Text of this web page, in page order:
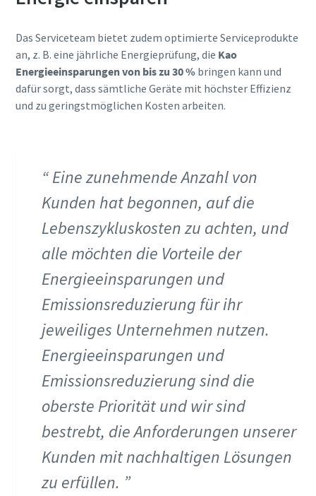
Das Serviceteam bietet zudem optimierte Serviceprodukte
an, z. B. eine jährliche Energieprüfung, die Kao
Energieeinsparungen von bis zu 30 %bringen kann und
dafür sorgt, dass sämtliche Geräte mit höchster Effizienz
und zu geringstmöglichen Kosten arbeiten.
Eine zunehmende Anzahl von
Kunden hat begonnen, auf die
Lebenszykluskosten zu achten, und
alle möchten die Vorteile der
Energieeinsparungen und
Emissionsreduzierung für ihr
jeweiliges Unternehmen nutzen.
Energieeinsparungen und
Emissionsreduzierung sind die
oberste Priorität und wir sind
bestrebt, die Anforderungen unserer
Kunden mit nachhaltigen Lösungen
zu erfüllen.